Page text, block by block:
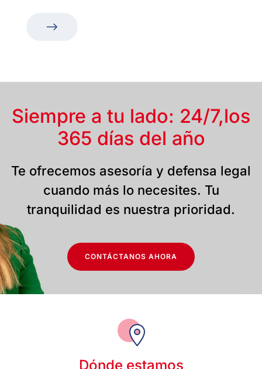
Siempre a tu lado: 24/7,los
365 días del año
Te ofrecemos asesoría y defensa legal
cuando más lo necesites. Tu
tranquilidad es nuestra prioridad.
CONTÁCTANOS AHORA
Dónde estamos